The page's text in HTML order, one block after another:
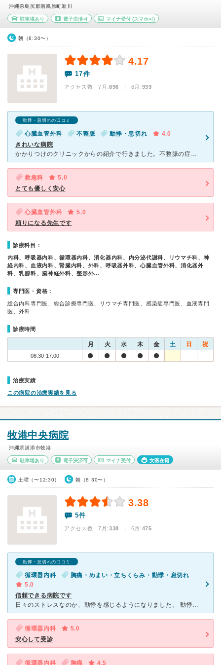
沖縄県島尻郡南風原町新川
駐車場あり 電子決済可 マイナ受付 (スマホ可)
朝（8:30〜）
4.17
17件
アクセス数 7月:896 | 6月:939
動悸・息切れの口コミ
心臓血管外科 不整脈 動悸・息切れ
4.0
きれいな病院
かかりつけのクリニックからの紹介で行きました。不整脈の症状があり、心臓血管外科に外来で検査入院、カテーテル手術をしました。医師の説明が丁寧で、寡黙な方でしたが信頼できる人柄で安心して任せることができた
救急科
5.0
とても優しく安心
心臓血管外科
5.0
頼りになる先生です
診療科目：
内科、呼吸器内科、循環器内科、消化器内科、内分泌代謝科、リウマチ科、神
経内科、血液内科、腎臓内科、外科、呼吸器外科、心臓血管外科、消化器外
科、乳腺科、脳神経外科、整形外…
専門医・資格：
総合内科専門医、総合診療専門医、リウマチ専門医、感染症専門医、血液専門
医、外科…
診療時間
月 火 水 木 金 土 日 祝
08:30-17:00
治療実績
この病院の治療実績を見る
牧港中央病院
沖縄県浦添市牧港
駐車場あり 電子決済可 マイナ受付 女医在籍
土曜（〜12:30） 朝（8:30〜）
3.38
5件
アクセス数 7月:338 | 6月:475
動悸・息切れの口コミ
循環器内科
胸痛・めまい・立ちくらみ・動悸・息切れ
5.0
信頼できる病院です
日々のストレスなのか、動悸を感じるようになりました。 動悸の他にもめまいや立ちくらみも出てきたので、循環器科へ受診しようと思い、こちらの病院へ受診しました。 初めは、看護師さんによる血圧測定や
循環器内科
5.0
安心して受診
循環器内科 胸痛 4.5